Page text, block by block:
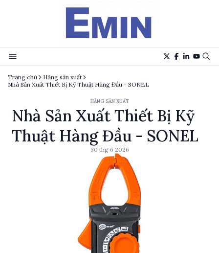
Trang chủ
Hãng sản xuất
Nhà Sản Xuất Thiết Bị Kỹ Thuật Hàng Đầu - SONEL
HÃNG SẢN XUẤT
Nhà Sản Xuất Thiết Bị Kỹ
Thuật Hàng Đầu - SONEL
30 thg 6 2026